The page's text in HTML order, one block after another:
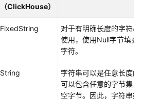
（ClickHouse）
FixedString
对于有明确长度的字符串
使用，使用Null字节填充
字符。
String
字符串可以是任意长度的
可以包含任意的字节集，
空字节。因此，字符串类